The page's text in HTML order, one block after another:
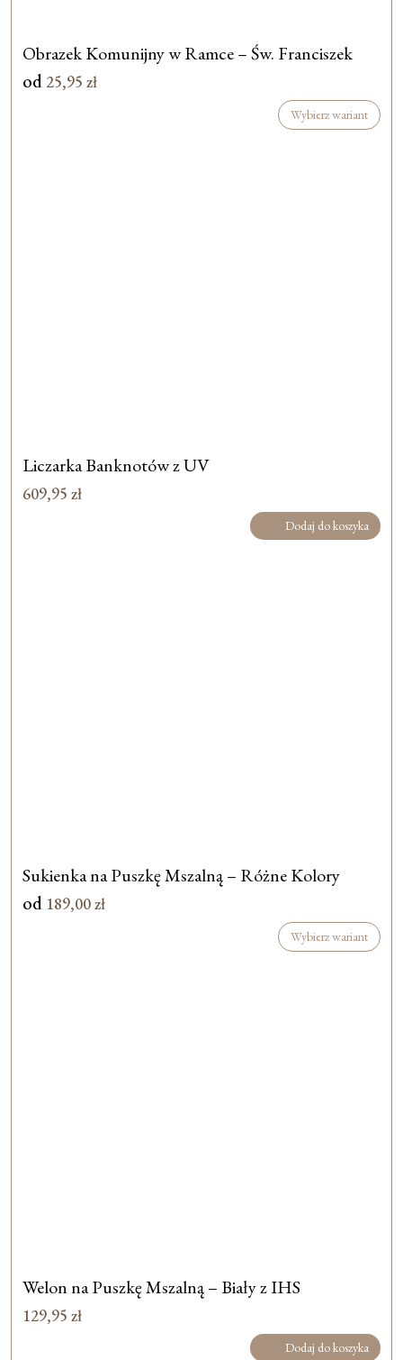
Obrazek Komunijny w Ramce – Św. Franciszek
od 25,95 zł
Wybierz wariant
Liczarka Banknotów z UV
609,95 zł
Dodaj do koszyka
Sukienka na Puszkę Mszalną – Różne Kolory
od 189,00zł
Wybierz wariant
Welon na Puszkę Mszalną – Biały z IHS
129,95 zł
Dodaj do koszyka